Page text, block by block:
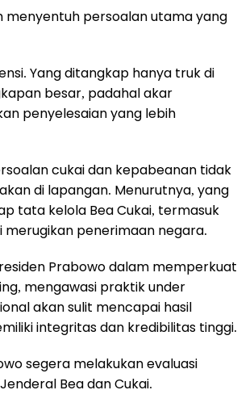
menyentuh persoalan utama yang
Yang ditangkap hanya truk di
besar, padahal akar
penyelesaian yang lebih
cukai dan kepabeanan tidak
di lapangan. Menurutnya, yang
tata kelola Bea Cukai, termasuk
penerimaan negara.
Prabowo dalam memperkuat
mengawasi praktik under
akan sulit mencapai hasil
integritas dan kredibilitas tinggi.
segera melakukan evaluasi
Bea dan Cukai.